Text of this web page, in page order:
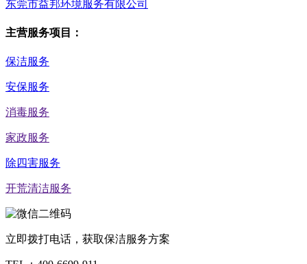
东莞市益邦环境服务有限公司
主营服务项目：
保洁服务
安保服务
消毒服务
家政服务
除四害服务
开荒清洁服务
立即拨打电话，获取保洁服务方案